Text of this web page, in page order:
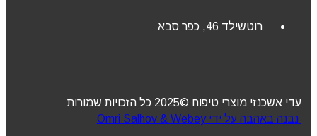
רוטשילד 46, כפר סבא
עדי אשכנזי מוצרי טיפוח ©2025 כל הזכויות שמורות
נבנה באהבה על ידי Omri Salhov & Webey